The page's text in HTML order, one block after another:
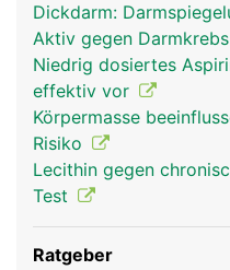
Dickdarm:
Aktiv gegen Darmkrebs
Niedrig dosiertes
effektiv vor
Körpermasse
Risiko
Lecithin gegen
Test
Ratgeber